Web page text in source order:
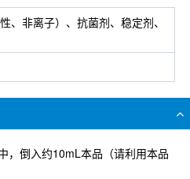
、非离子）、抗菌剂、稳定剂、
，倒入约10mL本品（请利用本品